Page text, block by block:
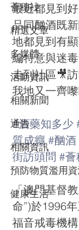
薈穗社
精選文章
多媒體
活動資訊
相關新聞
通告
相關資訊
預防物質濫用
健康生活
最近都見到
品同酗酒既新
地都見到有
編特意與迷
走到社區🎥
我地又一齊
#酒藥知多少
質成癮 #酗酒
街訪頭問 #薈
「澳門基督
命”)於1996
福音戒毒機